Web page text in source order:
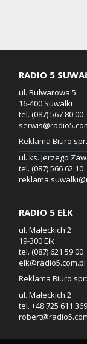
RADIO 5
ul. Bulwarowa 5
16-400 Suwałki
tel. (087) 567 80 00
Reklama Biuro
ul. ks. Jerzego
tel. (087) 566 62 10
RADIO 5 EŁK
ul. Małeckich 2
19-300 Ełk
tel. (087) 621 59 00
elk@radio5.com.pl
Reklama Biuro
ul. Małeckich 2
tel. +48.725 611 369